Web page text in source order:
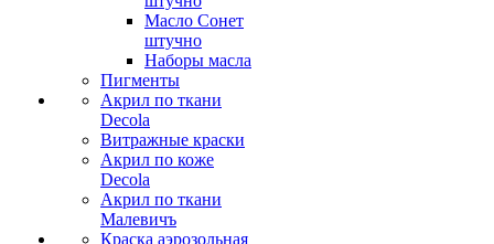
Масло Сонет
штучно
Наборы масла
Пигменты
Акрил по ткани
Decola
Витражные краски
Акрил по коже
Decola
Акрил по ткани
Малевичъ
Краска аэрозольная